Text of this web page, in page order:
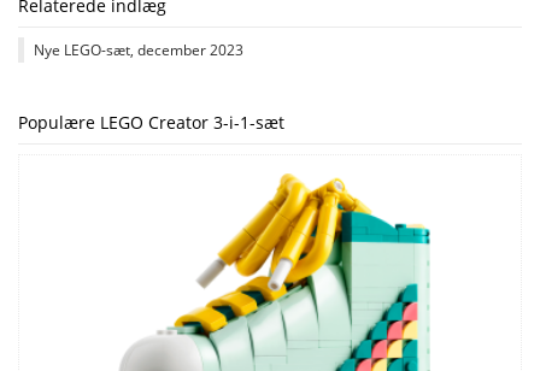
Relaterede indlæg
Nye LEGO-sæt, december 2023
Populære LEGO Creator 3-i-1-sæt